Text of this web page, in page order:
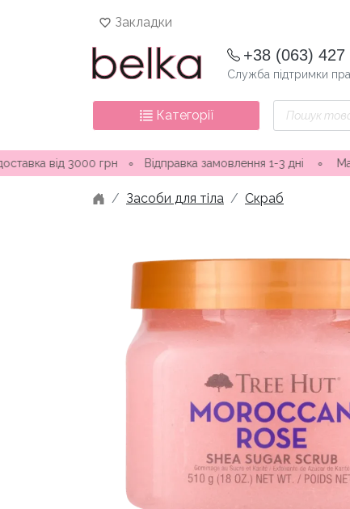
Закладки
+38 (063) 427
Служба підтримки
Категорії
Пошук
товарів
грн ∘Відправка замовлення 1-3 дні ∘ Магазини в
Засоби для тіла Скраб